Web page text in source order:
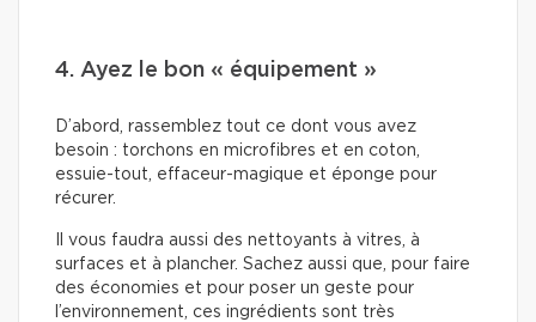
4. Ayez le bon « équipement »
D’abord, rassemblez tout ce dont vous avez
besoin : torchons en microfibres et en coton,
essuie-tout, effaceur-magique et éponge pour
récurer.
Il vous faudra aussi des nettoyants à vitres, à
surfaces et à plancher. Sachez aussi que, pour faire
des économies et pour poser un geste pour
l’environnement, ces ingrédients sont très